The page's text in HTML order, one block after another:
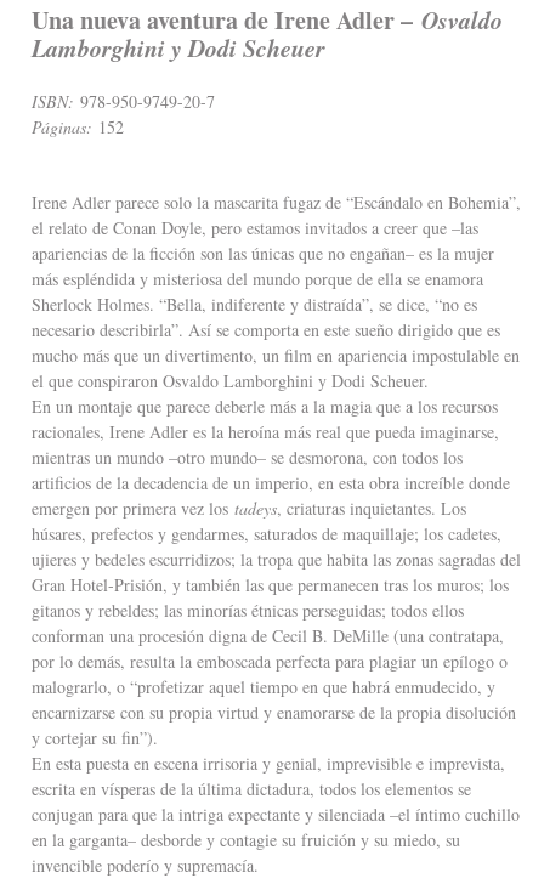
Una nueva aventura de Irene Adler –Osvaldo
Lamborghini y Dodi Scheuer
ISBN:978-950-9749-20-7
Páginas: 152
Irene Adler parece solo la mascarita fugaz de “Escándalo en Bohemia”,
el relato de Conan Doyle, pero estamos invitados a creer que –las
apariencias de la ficción son las únicas que no engañan– es la mujer
más espléndida y misteriosa del mundo porque de ella se enamora
Sherlock Holmes. “Bella, indiferente y distraída”, se dice, “no es
necesario describirla”. Así se comporta en este sueño dirigido que es
mucho más que un divertimento, un film en apariencia impostulable en
el que conspiraron Osvaldo Lamborghini y Dodi Scheuer.
En un montaje que parece deberle más a la magia que a los recursos
racionales, Irene Adler es la heroína más real que pueda imaginarse,
mientras un mundo –otro mundo– se desmorona, con todos los
artificios de la decadencia de un imperio, en esta obra increíble donde
emergen por primera vez lostadeys, criaturas inquietantes. Los
húsares, prefectos y gendarmes, saturados de maquillaje; los cadetes,
ujieres y bedeles escurridizos; la tropa que habita las zonas sagradas del
Gran Hotel-Prisión, y también las que permanecen tras los muros; los
gitanos y rebeldes; las minorías étnicas perseguidas; todos ellos
conforman una procesión digna de Cecil B. DeMille (una contratapa,
por lo demás, resulta la emboscada perfecta para plagiar un epílogo o
malograrlo, o “profetizar aquel tiempo en que habrá enmudecido, y
encarnizarse con su propia virtud y enamorarse de la propia disolución
y cortejar su fin”).
En esta puesta en escena irrisoria y genial, imprevisible e imprevista,
escrita en vísperas de la última dictadura, todos los elementos se
conjugan para que la intriga expectante y silenciada –el íntimo cuchillo
en la garganta– desborde y contagie su fruición y su miedo, su
invencible poderío y supremacía.